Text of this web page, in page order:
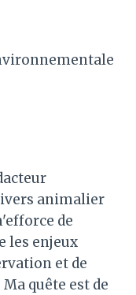
animalier
de
les enjeux
et de
quête est de